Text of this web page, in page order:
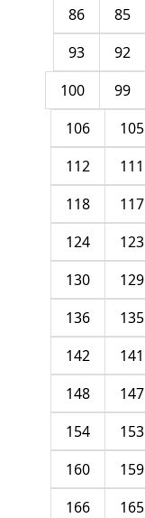
85
86
92
93
99
100
105
106
111
112
117
118
123
124
129
130
135
136
141
142
147
148
153
154
159
160
165
166